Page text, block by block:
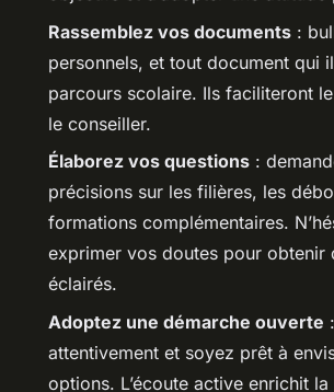
Rassemblez vos documents :
personnels, et tout document qui
parcours scolaire. Ils faciliteront
le conseiller.
Élaborez vos questions :
précisions sur les filières, les
formations complémentaires.
exprimer vos doutes pour obtenir
éclairés.
Adoptez une démarche ouverte
attentivement et soyez prêt à
options. L’écoute active enrichit